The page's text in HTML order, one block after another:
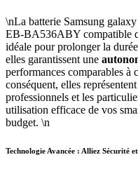
\nLa batterie Samsung
EB-BA536ABY compatible
idéale pour prolonger la
elles garantissent une
performances comparables à
conséquent, elles
professionnels et les
utilisation efficace de vos
budget. \n
Technologie Avancée : Alliez Sécurité